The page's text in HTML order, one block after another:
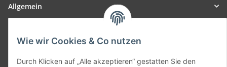
Wie wir Cookies & Co nutzen
Durch Klicken auf „Alle akzeptieren“ gestatten Sie den
Allgemein
SmoliTec - Safety. Simplified. Worldwide. ( B2B Shop )